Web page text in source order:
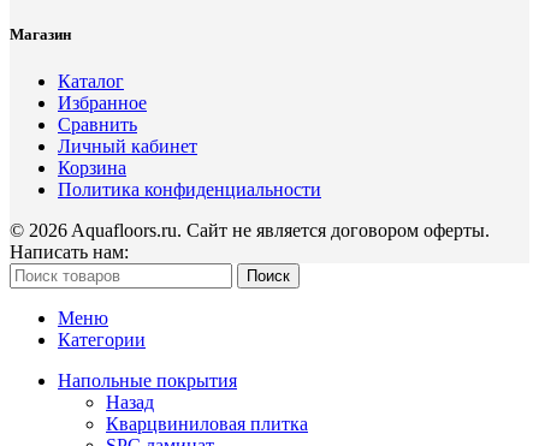
Магазин
Каталог
Избранное
Сравнить
Личный кабинет
Корзина
Политика конфиденциальности
© 2026 Aquafloors.ru. Сайт не является договором оферты.
Написать нам:
Поиск
Меню
Категории
Напольные покрытия
Назад
Кварцвиниловая плитка